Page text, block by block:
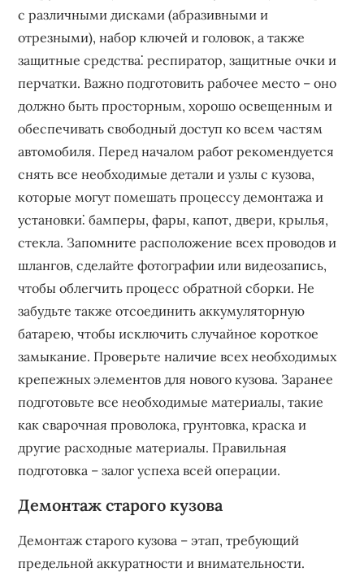
с различными дисками (абразивными и
отрезными), набор ключей и головок, а также
защитные средства⁚ респиратор, защитные очки и
перчатки. Важно подготовить рабочее место – оно
должно быть просторным, хорошо освещенным и
обеспечивать свободный доступ ко всем частям
автомобиля. Перед началом работ рекомендуется
снять все необходимые детали и узлы с кузова,
которые могут помешать процессу демонтажа и
установки⁚ бамперы, фары, капот, двери, крылья,
стекла. Запомните расположение всех проводов и
шлангов, сделайте фотографии или видеозапись,
чтобы облегчить процесс обратной сборки. Не
забудьте также отсоединить аккумуляторную
батарею, чтобы исключить случайное короткое
замыкание. Проверьте наличие всех необходимых
крепежных элементов для нового кузова. Заранее
подготовьте все необходимые материалы, такие
как сварочная проволока, грунтовка, краска и
другие расходные материалы. Правильная
подготовка – залог успеха всей операции.
Демонтаж старого кузова
Демонтаж старого кузова – этап, требующий
предельной аккуратности и внимательности.